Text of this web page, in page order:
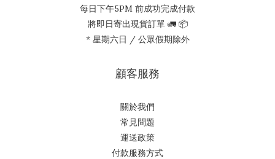
每日下午5PM 前成功完成付款
將即日寄出現貨訂單 🚛 📦
* 星期六日 / 公眾假期除外
顧客服務
關於我們
常見問題
運送政策
付款服務方式